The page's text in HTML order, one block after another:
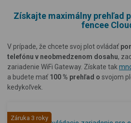
Získajte maximálny prehľad
fencee
V prípade, že chcete svoj plot ovládať
telefónu v neobmedzenom dosahu,
zariadenie WiFi Gateway. Získate tak
a budete mať 100 % prehľad o svojom
kedykoľvek.
Záruka 3 roky